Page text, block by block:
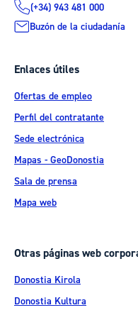
(+34) 943 481 000
Buzón de la ciudadanía
Enlaces útiles
Ofertas de empleo
Perfil del contratante
Sede electrónica
Mapas - GeoDonostia
Sala de prensa
Mapa web
Otras páginas web
Donostia Kirola
Donostia Kultura